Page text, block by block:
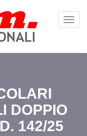
DOPPIO
142/25